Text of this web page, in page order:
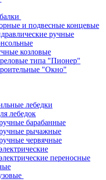
и подвесные концевые
ручные
козловые
типа "Пионер"
"Окно"
лебедки
лебедок
барабанные
рычажные
червячные
переносные